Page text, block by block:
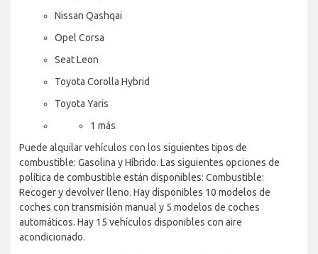
Nissan Qashqai
Opel Corsa
Seat Leon
Toyota Corolla Hybrid
Toyota Yaris
1 más
Puede alquilar vehículos con los siguientes tipos de
combustible: Gasolina y Híbrido. Las siguientes opciones de
política de combustible están disponibles: Combustible:
Recoger y devolver lleno. Hay disponibles 10 modelos de
coches con transmisión manual y 5 modelos de coches
automáticos. Hay 15 vehículos disponibles con aire
acondicionado.